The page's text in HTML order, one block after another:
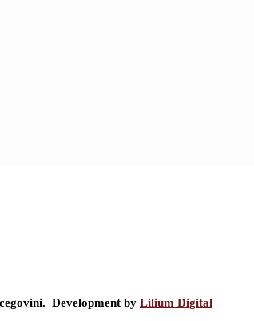
Development by Lilium Digital